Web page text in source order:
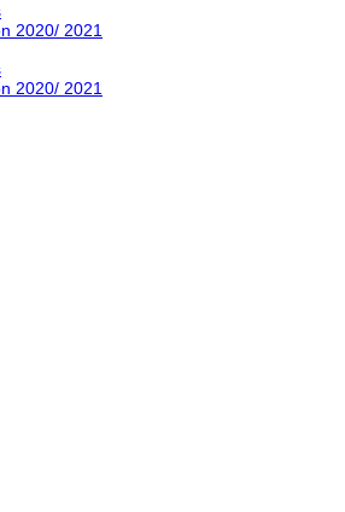
2020/ 2021
2020/ 2021